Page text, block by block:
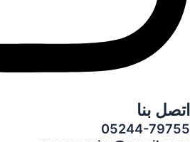
اتصل بنا
05244-79755